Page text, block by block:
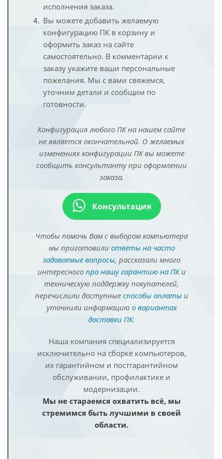
исполнения заказа.
Вы можете добавить желаемую
конфигурацию ПК в корзину и
оформить заказ на сайте
самостоятельно. В комментарии к
заказу укажите ваши персональные
пожелания. Мы с вами свяжемся,
уточним детали и сообщим по
готовности.
Конфигурация любого ПК на нашем сайте
не является окончательной. О желаемых
изменениях конфигурации ПК вы можете
сообщить консультанту при оформлении
заказа.
Консультация
Чтобы помочь Вам с выбором компьютера
мы приготовили ответы на часто
задаваемые вопросы, рассказали много
интересного про нашу гарантию на ПКи
техническую поддержку покупателей,
перечислили доступные способы оплатыи
уточнили информацию о вариантах
доставки ПК.
Наша компания специализируется
исключительно на сборке компьютеров,
их гарантийном и постгарантийном
обслуживании, профилактике и
модернизации.
Мы не стараемся охватить всё, мы
стремимся быть лучшими в своей
области.